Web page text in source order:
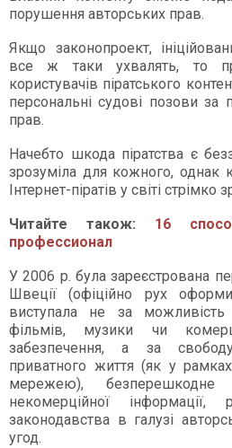
порушення авторських прав.
Якщо законопроект,
все ж таки ухвалять, то
користувачів піратського
персональні судові позови за
прав.
Начебто шкода піратства є
зрозуміла для кожного, однак
Інтернет-піратів у світі стрімко
Читайте також: 16
профессионал
У 2006 р. була зареєстрована
Швеції (офіційно рух
виступала не за можливість
фільмів, музики чи
забезпечення, а за
приватного життя (як у
мережею), безперешкодне
некомерційної інформації,
законодавства в галузі
угод.